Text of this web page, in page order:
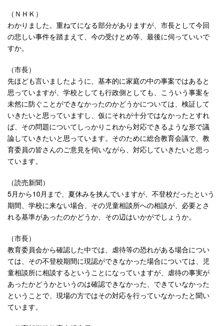
（ＮＨＫ）
わかりました。重ねてになる部分がありますが、市長として今回
の悲しい事件を踏まえて、今の受けとめ等、最後に伺っていいで
すか。
（市長）
先ほども言いましたように、基本的に家庭の中の事案ではあると
思っていますが、学校としても行政側としても、こういう事案を
未然に防ぐことができなかったのかどうかについては、検証して
いきたいと思っていますし、仮にそれが十分ではなかったとすれ
ば、その問題についてしっかりこれから対応できるような形で議
論していきたいと思っています。そのために総合教育会議で、教
育委員の皆さんのご意見を伺いながら、対応していきたいと思っ
ています。
（読売新聞）
5月から10月まで、夏休みを挟んでいますが、不登校だったという
期間、学校に来ない場合、その児童相談所への相談が、必要とさ
れる基準があったのかどうか、その辺はいかがでしょうか。
（市長）
教育委員会から確認した中では、虐待等の恐れがある場合につい
ては、その不登校期間に現認ができなかった場合については、児
童相談所に相談するということになっていますが、虐待の事実が
あったかどうかというのは確認できなかった、できていなかった
ということで、現場の方ではその対応を行っていなかったと聞い
ています。